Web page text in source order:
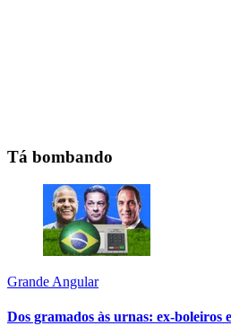
Tá bombando
Grande Angular
Dos gramados às urnas: ex-